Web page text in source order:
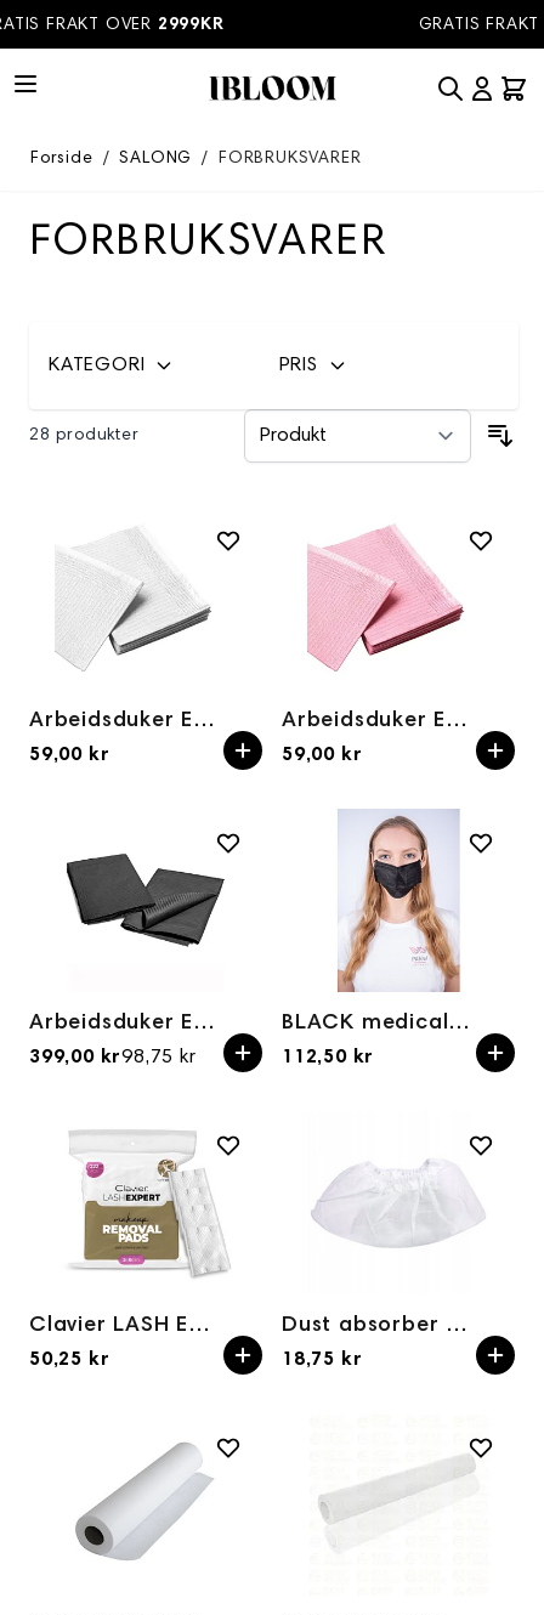
Hopp til innhold
FRAKT OVER2999KR GRATIS FRAKT
Forside / SALONG / FORBRUKSVARER
FORBRUKSVARER
KATEGORI PRIS
28 produkter
Arbeidsduker Engangsbruk 33x45cm Hvit (50stk)
59,00 kr
Arbeidsduker Engangsbruk 33x45cm Rosa (50stk)
59,00 kr
Arbeidsduker Engangsbruk 33x45cm Svart 500 stk
399,00 kr
Priser fra
98,75 kr
BLACK medical mask on elastic band, 50stk
112,50 kr
Clavier LASH EXPERT makeup removal pads 222pcs
50,25 kr
Dust absorber bag white 1pc
18,75 kr